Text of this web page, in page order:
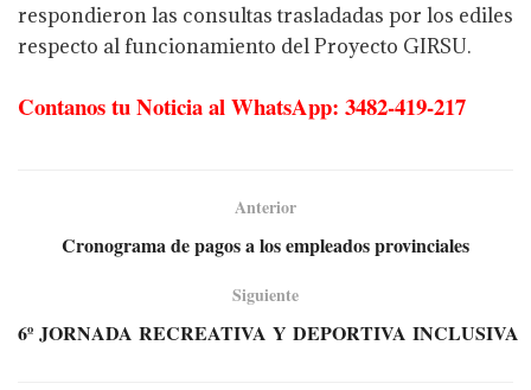
respondieron las consultas trasladadas por los ediles
respecto al funcionamiento del Proyecto GIRSU.
Contanos tu Noticia al WhatsApp: 3482-419-217
Anterior
Cronograma de pagos a los empleados provinciales
Siguiente
6º JORNADA RECREATIVA Y DEPORTIVA INCLUSIVA